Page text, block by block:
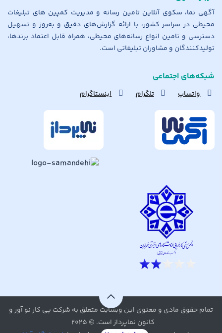
آگهی نما، سکوی آنلاین تامین رسانه و مدیریت کمپین های تبلیغات
محیطی در سراسر کشور، با ارائه گزارش‌های دقیق و به‌روز و تسهیل
دسترسی و تامین انواع رسانه‌های محیطی، همراه قابل اعتماد برندها،
تولیدکنندگان و مشاوران تبلیغاتی است.
شبکه‌های اجتماعی
واتساپ تلگرام اینستاگرام
تمام حقوق مادی و معنوی این وبسایت متعلق به شرکت پی کار نو آور و
کانون نماپرداز است. © ۲۰۲۵